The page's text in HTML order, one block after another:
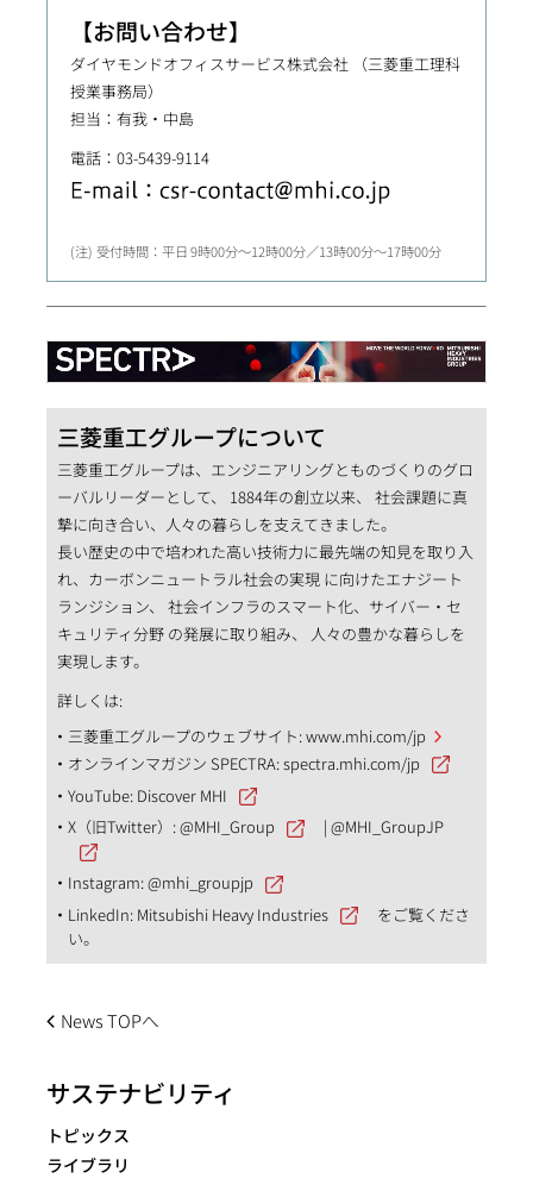
【お問い合わせ】
ダイヤモンドオフィスサービス株式会社 （三菱重工理科
授業事務局）
担当：有我・中島
電話：03-5439-9114
受付時間：平日 9時00分～12時00分／13時00分～17時00分
三菱重工グループについて
三菱重工グループは、エンジニアリングとものづくりのグロ
ーバルリーダーとして、 1884年の創立以来、 社会課題に真
摯に向き合い、人々の暮らしを支えてきました。
長い歴史の中で培われた高い技術力に最先端の知見を取り入
れ、カーボンニュートラル社会の実現 に向けたエナジート
ランジション、 社会インフラのスマート化、サイバー・セ
キュリティ分野 の発展に取り組み、 人々の豊かな暮らしを
実現します。
詳しくは:
三菱重工グループのウェブサイト:www.mhi.com/jp
オンラインマガジン SPECTRA:spectra.mhi.com/jp
YouTube: Discover MHI
X（旧Twitter）:@MHI_Group |@MHI_GroupJP
Instagram:@mhi_groupjp
LinkedIn: Mitsubishi Heavy Industries
をご覧くださ
い。
News TOPへ
サステナビリティ
トピックス
ライブラリ